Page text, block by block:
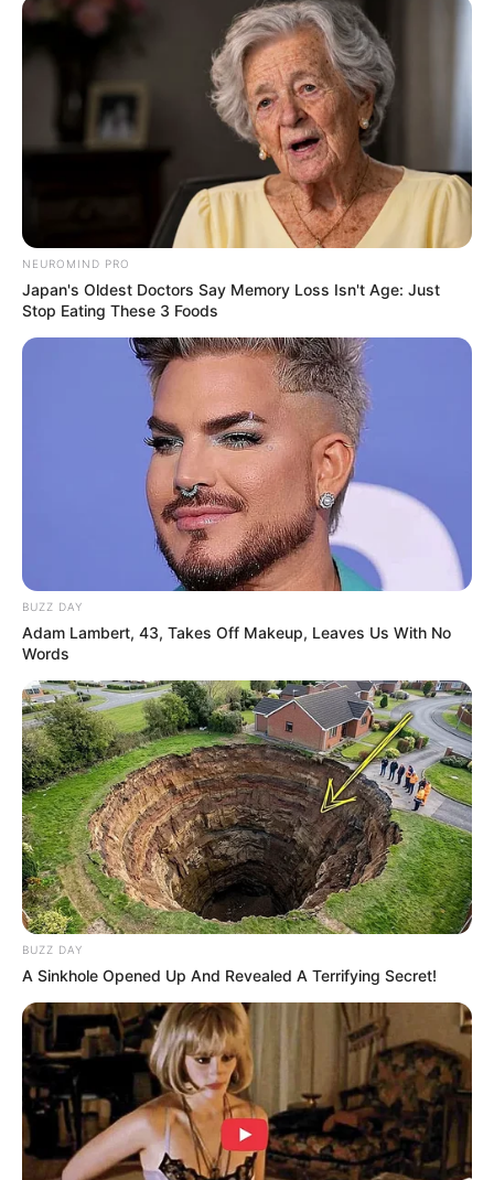
Pfizer's Worst Nightmare: Men Canceling $80
Prescriptions For This 87¢ Blue Pill Hack
Stop Waiting In Line: The 87¢ Generic Viagra Is
Actually "Self-Serve" In Aisle 7
Paying $500/Mo In Debt Interest? You Are Getting
Ruthlessly Fleeced
JG WENTWORTH
Arthrologist Begs To Stop Buying Knee Braces -
Do This Instead
FORGE BODY
NEUROMIND PRO
Japan's Oldest Doctors Say Memory Loss Isn't Age: Just
Stop Eating These 3 Foods
BUZZ DAY
Adam Lambert, 43, Takes Off Makeup, Leaves Us With No
Words
BUZZ DAY
A Sinkhole Opened Up And Revealed A Terrifying Secret!